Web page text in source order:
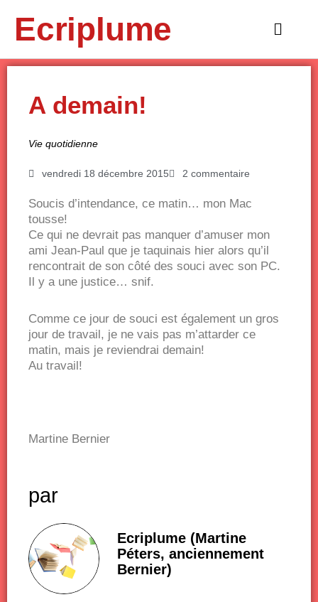
contenuEcriplume
Main
A demain!
Vie quotidienne
vendredi 18 décembre 2015 2 commentaire
Soucis d’intendance, ce matin… mon Mac
tousse!
Ce qui ne devrait pas manquer d’amuser mon
ami Jean-Paul que je taquinais hier alors qu’il
rencontrait de son côté des souci avec son PC.
Il y a une justice… snif.
Comme ce jour de souci est également un gros
jour de travail, je ne vais pas m’attarder ce
matin, mais je reviendrai demain!
Au travail!
Martine Bernier
par
Ecriplume (Martine
Péters, anciennement
Bernier)